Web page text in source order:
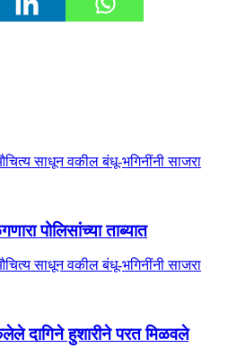
पोलिसांच्या ताब्यात
दागिने हुशारीने परत मिळवले